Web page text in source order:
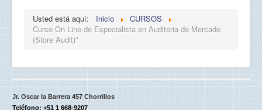
Usted está aquí: Inicio
CURSOS
Curso On Line de Especialista en Auditoria de Mercado
(Store Audit)”
Jr. Oscar la Barrera 457 Chorrillos
Teléfono: +51 1 668-9207